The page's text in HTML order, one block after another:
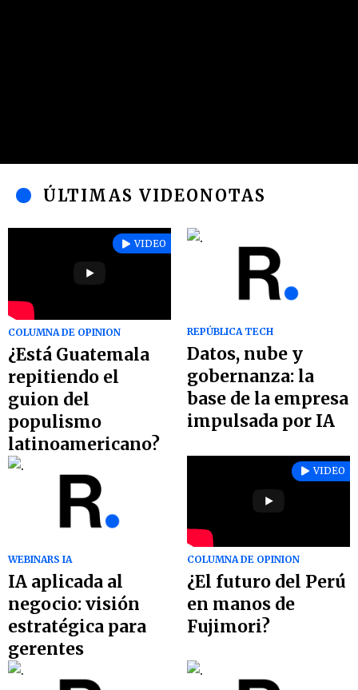
ÚLTIMAS VIDEONOTAS
VIDEO
COLUMNA DE OPINION
¿Está Guatemala
repitiendo el
guion del
populismo
latinoamericano?
REPÚBLICA TECH
Datos, nube y
gobernanza: la
base de la empresa
impulsada por IA
WEBINARS IA
IA aplicada al
negocio: visión
estratégica para
gerentes
VIDEO
COLUMNA DE OPINION
¿El futuro del Perú
en manos de
Fujimori?